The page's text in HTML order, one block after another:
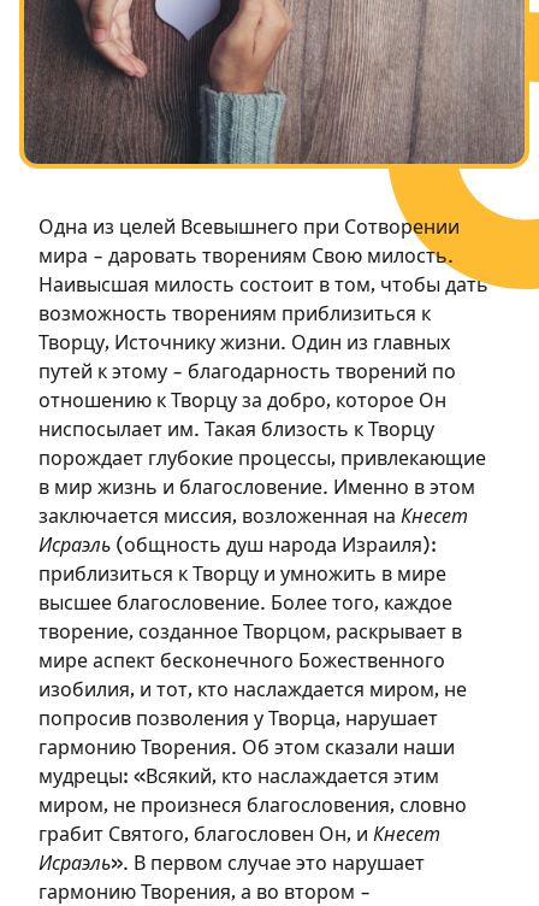
Посты в память о разрушенном Храме
Ханука
Пурим
Одна из целей Всевышнего при Сотворении
мира – даровать творениям Свою милость.
Наивысшая милость состоит в том, чтобы дать
возможность творениям приблизиться к
Творцу, Источнику жизни. Один из главных
путей к этому – благодарность творений по
отношению к Творцу за добро, которое Он
ниспосылает им. Такая близость к Творцу
порождает глубокие процессы, привлекающие
в мир жизнь и благословение. Именно в этом
заключается миссия, возложенная на Кнесет
Исраэль (общность душ народа Израиля):
приблизиться к Творцу и умножить в мире
высшее благословение. Более того, каждое
творение, созданное Творцом, раскрывает в
мире аспект бесконечного Божественного
изобилия, и тот, кто наслаждается миром, не
попросив позволения у Творца, нарушает
гармонию Творения. Об этом сказали наши
мудрецы: «Всякий, кто наслаждается этим
миром, не произнеся благословения, словно
грабит Святого, благословен Он, и Кнесет
Исраэль». В первом случае это нарушает
гармонию Творения, а во втором –